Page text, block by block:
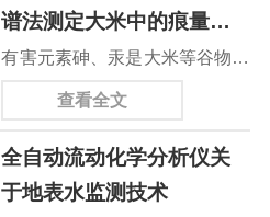
谱法测定大米中的痕量
砷、汞
有害元素砷、汞是大米等谷物中
理化分析指标，国家标准ＧＢ２
属元素含量有限值规定。砷、汞
元素的检测方法有很多，国家标
查看全文
全自动流动化学分析仪关
于地表水监测技术